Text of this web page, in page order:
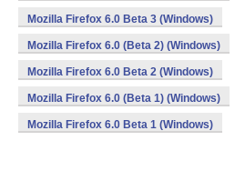
Mozilla Firefox 6.0 Beta 3 (Windows)
Mozilla Firefox 6.0 (Beta 2) (Windows)
Mozilla Firefox 6.0 Beta 2 (Windows)
Mozilla Firefox 6.0 (Beta 1) (Windows)
Mozilla Firefox 6.0 Beta 1 (Windows)